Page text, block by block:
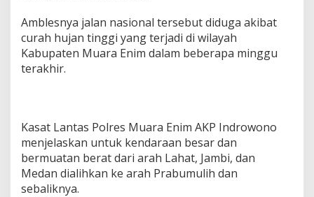
a
r
a
m
b
l
e
s
Amblesnya jalan nasional tersebut diduga akibat
curah hujan tinggi yang terjadi di wilayah
Kabupaten Muara Enim dalam beberapa minggu
terakhir.
Kasat Lantas Polres Muara Enim AKP Indrowono
menjelaskan untuk kendaraan besar dan
bermuatan berat dari arah Lahat, Jambi, dan
Medan dialihkan ke arah Prabumulih dan
sebaliknya.